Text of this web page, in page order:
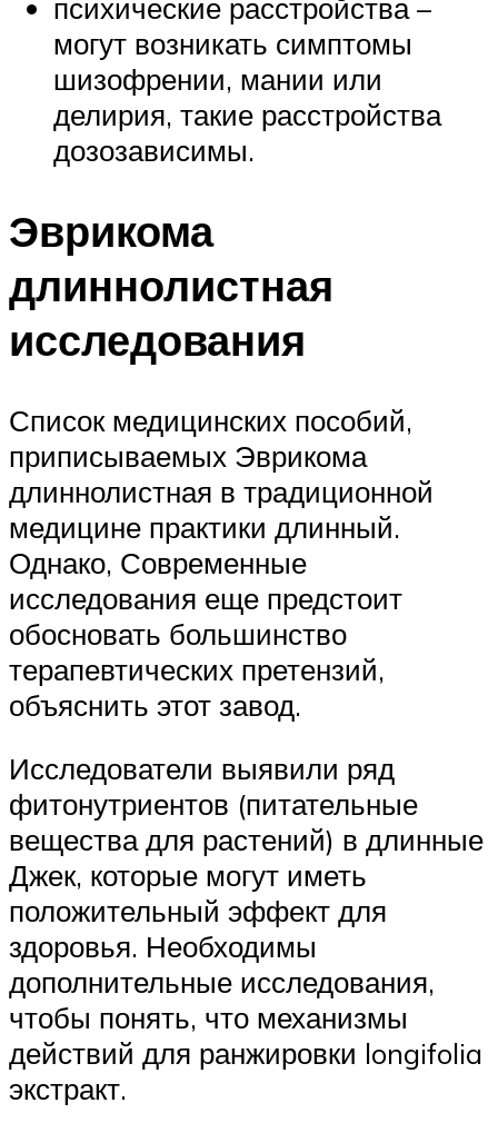
психические расстройства –
могут возникать симптомы
шизофрении, мании или
делирия, такие расстройства
дозозависимы.
Эврикома
длиннолистная
исследования
Список медицинских пособий,
приписываемых Эврикома
длиннолистная в традиционной
медицине практики длинный.
Однако, Современные
исследования еще предстоит
обосновать большинство
терапевтических претензий,
объяснить этот завод.
Исследователи выявили ряд
фитонутриентов (питательные
вещества для растений) в длинные
Джек, которые могут иметь
положительный эффект для
здоровья. Необходимы
дополнительные исследования,
чтобы понять, что механизмы
действий для ранжировки longifolia
экстракт.